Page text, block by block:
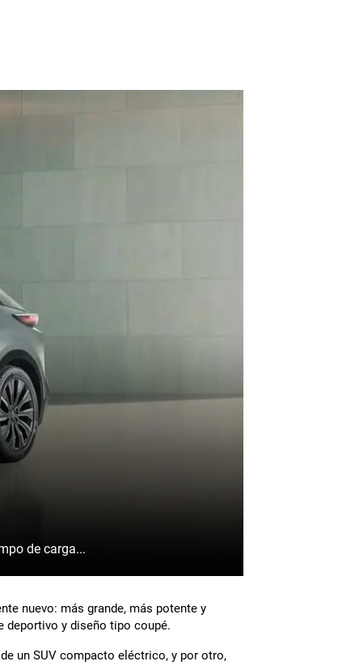
tiempo de carga...
nuevo: más grande, más potente y
deportivo y diseño tipo coupé.
un SUV compacto eléctrico, y por otro,